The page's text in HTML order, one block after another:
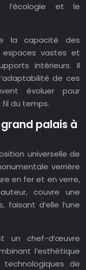
l’écologie et le
la capacité des
vastes et
intérieurs. Il
de ces
évoluer pour
fil du temps.
palais à
universelle de
verrière
en fer et en verre,
couvre une
faisant d’elle l’une
un chef-d’œuvre
l’esthétique
de